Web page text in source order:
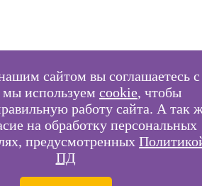
сайтом вы соглашаетесь с
мы используем cookie, чтобы
работу сайта. А так
на обработку персональных
предусмотренных
ПД